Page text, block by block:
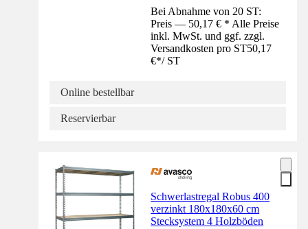
Bei Abnahme von 20 ST:
Preis — 50,17 € * Alle Preise
inkl. MwSt. und ggf. zzgl.
Versandkosten pro ST50,17
€*/ ST
Online bestellbar
Reservierbar
Schwerlastregal Robus 400
verzinkt 180x180x60 cm
Stecksystem 4 Holzböden